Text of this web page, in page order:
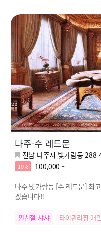
나주-수 레드문
전남 나주시 빛가람동 288-
10%
100,000 ~
나주 빛가람동 [수 레드문] 최
겠습니다!!
찐친절 샤샤 타이관리짱 애민